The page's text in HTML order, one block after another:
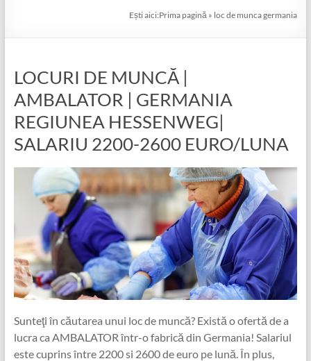
Ești aici:Prima pagină » loc de munca germania
LOCURI DE MUNCĂ |
AMBALATOR | GERMANIA
REGIUNEA HESSENWEG|
SALARIU 2200-2600 EURO/LUNA
Sunteţi în căutarea unui loc de muncă? Există o ofertă de a
lucra ca AMBALATOR într-o fabrică din Germania! Salariul
este cuprins între 2200 si 2600 de euro pe lună. În plus,